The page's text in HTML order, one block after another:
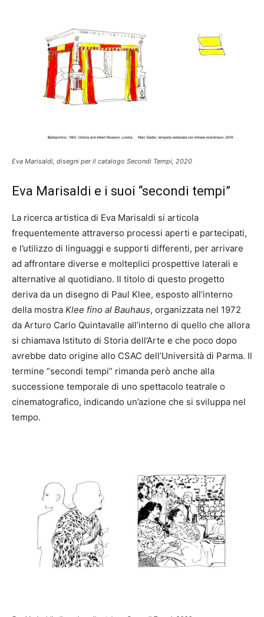
Eva Marisaldi, disegni per il catalogo Secondi Tempi, 2020
Eva Marisaldi e i suoi “secondi tempi”
La ricerca artistica di Eva Marisaldi si articola
frequentemente attraverso processi aperti e partecipati,
e l’utilizzo di linguaggi e supporti differenti, per arrivare
ad affrontare diverse e molteplici prospettive laterali e
alternative al quotidiano. Il titolo di questo progetto
deriva da un disegno di Paul Klee, esposto all’interno
della mostra Klee fino al Bauhaus, organizzata nel 1972
da Arturo Carlo Quintavalle all’interno di quello che allora
si chiamava Istituto di Storia dell’Arte e che poco dopo
avrebbe dato origine allo CSAC dell’Università di Parma. Il
termine “secondi tempi” rimanda però anche alla
successione temporale di uno spettacolo teatrale o
cinematografico, indicando un’azione che si sviluppa nel
tempo.